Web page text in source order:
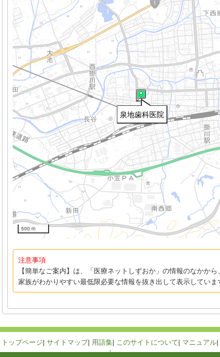
泉地歯科医院
500 m
注意事項
【簡単なご案内】は、「医療ネットしずおか」の情報のなかか
家族がわかりやすい最低限必要な情報を抜き出して表示していま
トップページ| サイトマップ| 用語集| このサイトについて| マニュアル|
↑